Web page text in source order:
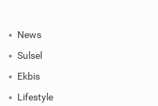
News
Sulsel
Ekbis
Lifestyle